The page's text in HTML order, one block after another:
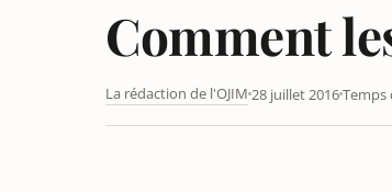
Comment
La rédaction de l'OJIM 28 juillet 2016Temps